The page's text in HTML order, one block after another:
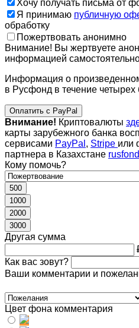
Хочу получать письма от
Я принимаю публичную
обработку
Пожертвовать анонимно
Внимание! Вы жертвуете
информацией
Информация о
в Русфонд в течение четырех
Оплатить с PayPal
Внимание! Криптовалюты
карты зарубежного банка
сервисами PayPal , Stripe или
партнера в Казахстане
Кому помочь?
500
1000
2000
3000
Другая сумма
Как вас зовут?
Ваши комментарии и
Цвет фона комментария